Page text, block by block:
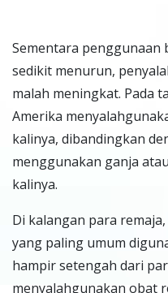
Sementara penggunaan
sedikit menurun,
malah meningkat. Pada
Amerika
kalinya, dibandingkan
menggunakan ganja
kalinya.
Di kalangan para
yang paling umum
hampir setengah dari
menyalahgunakan obat